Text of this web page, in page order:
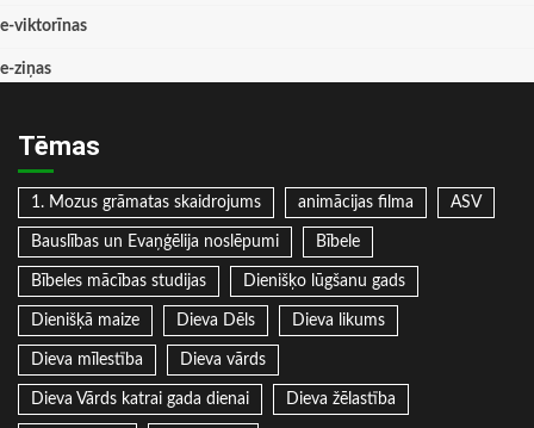
e-viktorīnas
e-ziņas
Tēmas
1. Mozus grāmatas skaidrojums animācijas filma ASV
Bauslības un Evaņģēlija noslēpumi Bībele
Bībeles mācības studijas Dienišķo lūgšanu gads
Dienišķā maize Dieva Dēls Dieva likums
Dieva mīlestība Dieva vārds
Dieva Vārds katrai gada dienai Dieva žēlastība